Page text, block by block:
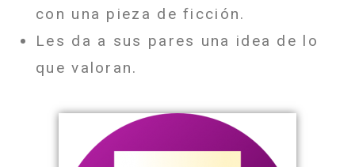
con una pieza de ficción.
Les da a sus pares una idea de lo
que valoran.